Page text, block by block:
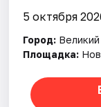
5 октября
Город:
Площадка: